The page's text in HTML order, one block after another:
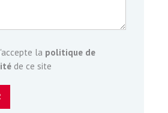
la politique de
de ce site